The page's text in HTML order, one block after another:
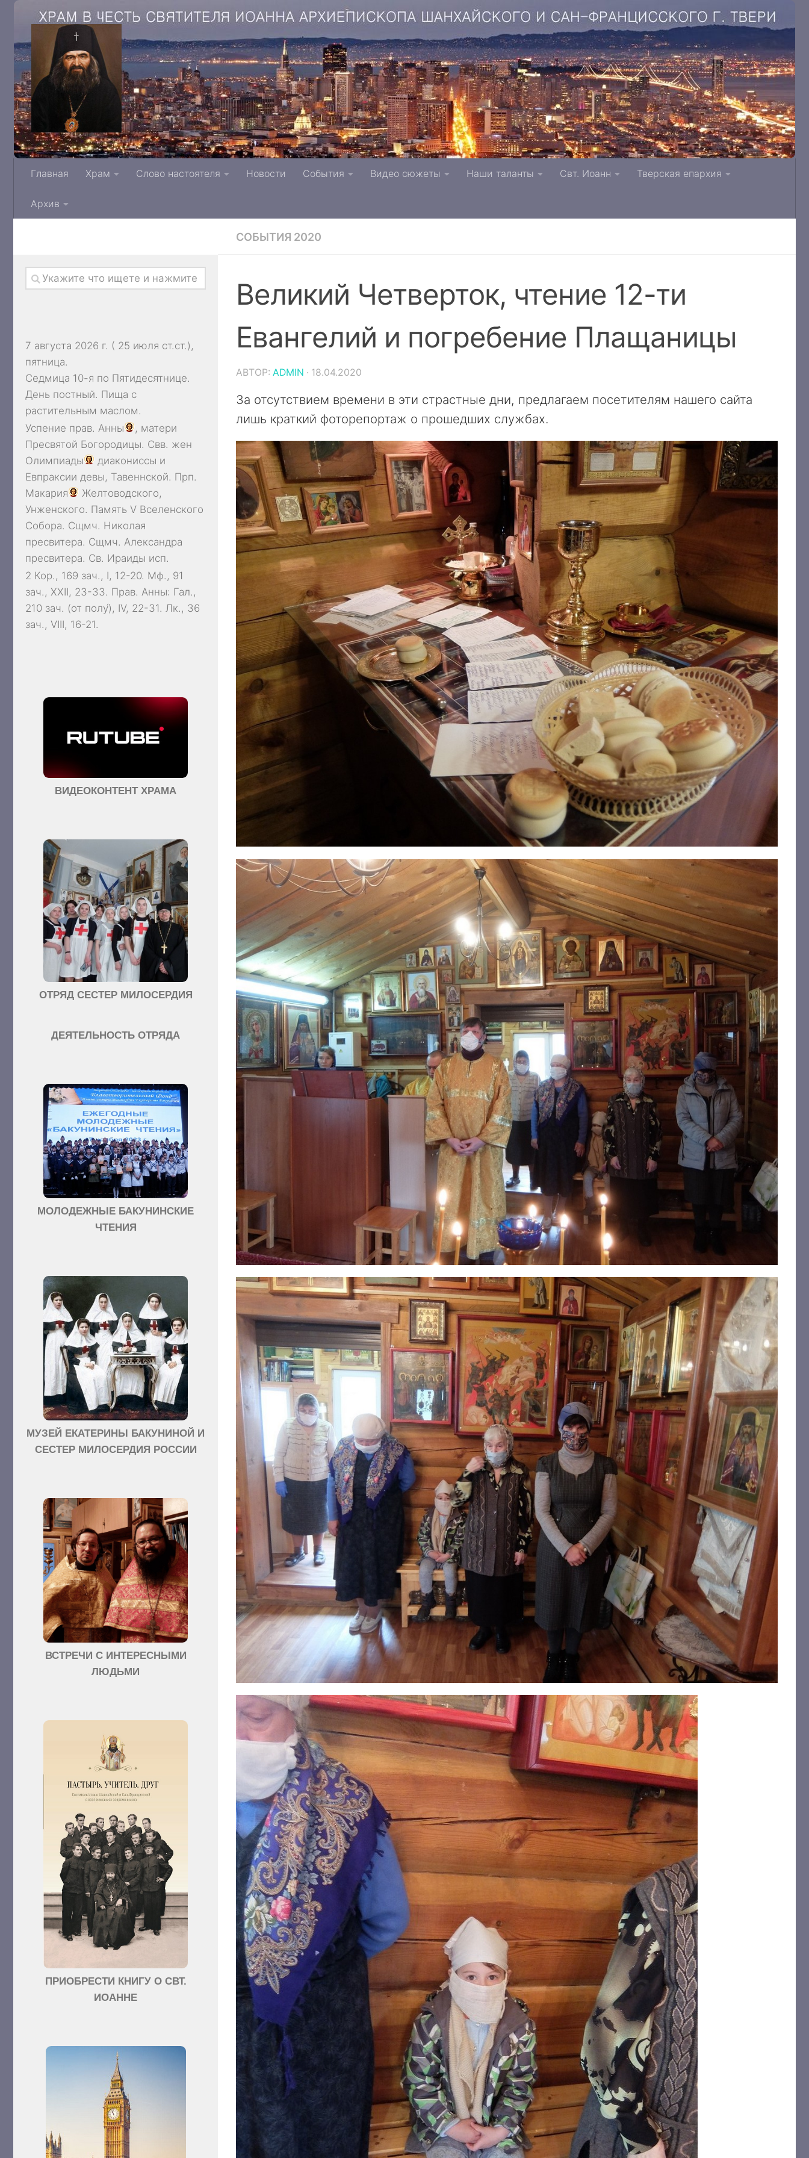
Храм в честь святителя Иоанна Архиепископа Шанхайского и Сан-Францисского г. Тверь п. Литвинки Тверская и Кашинская епархия
Тверской митрополии Русской Православной Церкви
Главная Храм Слово настоятеля Новости События Видео сюжеты Наши таланты Свт. Иоанн Тверская епархия
Архив
СОБЫТИЯ 2020
Великий Четверток, чтение 12-ти
Евангелий и погребение Плащаницы
АВТОР: ADMIN · 18.04.2020
За отсутствием времени в эти страстные дни, предлагаем посетителям нашего сайта
лишь краткий фоторепортаж о прошедших службах.
7 августа 2026 г. ( 25 июля ст.ст.),
пятница.
Седмица 10-я по Пятидесятнице.
День постный. Пища с
растительным маслом.
Успение прав. Анны
, матери
Пресвятой Богородицы. Свв. жен
Олимпиады
диакониссы и
Евпраксии девы, Тавеннской. Прп.
Макария
Желтоводского,
Унженского. Память V Вселенского
Собора. Сщмч. Николая
пресвитера. Сщмч. Александра
пресвитера. Св. Ираиды исп.
2 Кор., 169 зач., I, 12-20. Мф., 91
зач., XXII, 23-33. Прав. Анны: Гал.,
210 зач. (от полу́), IV, 22-31. Лк., 36
зач., VIII, 16-21.
ВИДЕОКОНТЕНТ ХРАМА
ОТРЯД СЕСТЕР МИЛОСЕРДИЯ
ДЕЯТЕЛЬНОСТЬ ОТРЯДА
МОЛОДЕЖНЫЕ БАКУНИНСКИЕ
ЧТЕНИЯ
МУЗЕЙ ЕКАТЕРИНЫ БАКУНИНОЙ И
СЕСТЕР МИЛОСЕРДИЯ РОССИИ
ВСТРЕЧИ С ИНТЕРЕСНЫМИ
ЛЮДЬМИ
ПРИОБРЕСТИ КНИГУ О СВТ.
ИОАННЕ